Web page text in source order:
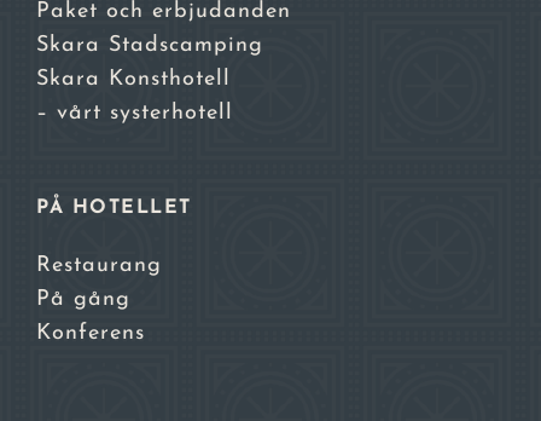
Paket och erbjudanden
Skara Stadscamping
Skara Konsthotell
– vårt systerhotell
PÅ HOTELLET
Restaurang
På gång
Konferens